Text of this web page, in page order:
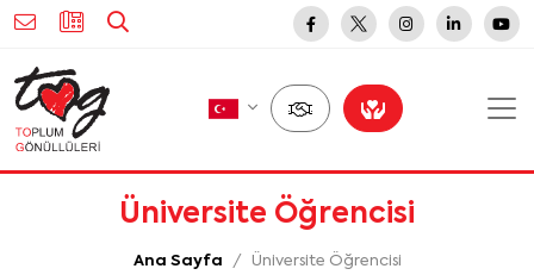
Üniversite Öğrencisi
Ana Sayfa Üniversite Öğrencisi